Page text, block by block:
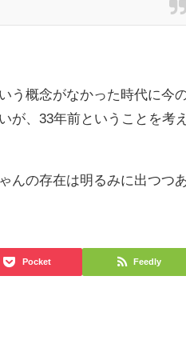
う概念がなかった時代に今
が、33年前ということを考
んの存在は明るみに出つつ
Pocket Feedly